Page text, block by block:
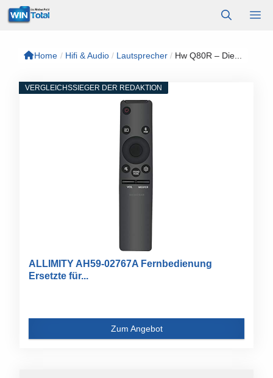
Zum
Inhalt
Home / Hifi & Audio / Lautsprecher / Hw Q80R – Die...
VERGLEICHSSIEGER DER REDAKTION
ALLIMITY AH59-02767A Fernbedienung
Ersetzte für...
Zum Angebot